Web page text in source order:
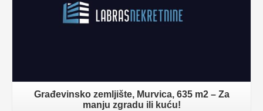
Građevinsko zemljište, Murvica, 635 m2 – Za
manju zgradu ili kuću!